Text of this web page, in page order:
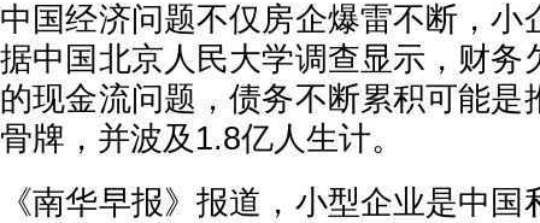
中国经济问题不仅房企爆雷不断，小
据中国北京人民大学调查显示，财务
的现金流问题，债务不断累积可能是
骨牌，并波及1.8亿人生计。
《南华早报》报道，小型企业是中